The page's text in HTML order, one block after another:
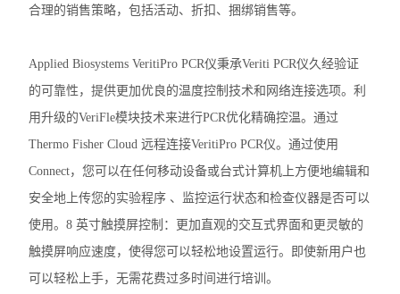
电穿孔仪
样本破碎
细胞计数仪
电泳仪电泳槽
伯乐T100梯度PCR仪
核酸定量仪荧光计
合理的销售策略，包括活动、折扣、捆绑销售等。
Applied Biosystems VeritiPro PCR仪秉承Veriti PCR仪久经验证
的可靠性，提供更加优良的温度控制技术和网络连接选项。利
用升级的VeriFle模块技术来进行PCR优化精确控温。通过
Thermo Fisher Cloud 远程连接VeritiPro PCR仪。通过使用
Connect，您可以在任何移动设备或台式计算机上方便地编辑和
安全地上传您的实验程序 、监控运行状态和检查仪器是否可以
使用。8 英寸触摸屏控制：更加直观的交互式界面和更灵敏的
触摸屏响应速度，使得您可以轻松地设置运行。即使新用户也
可以轻松上手，无需花费过多时间进行培训。